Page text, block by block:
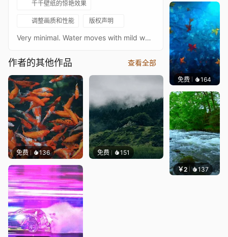
千千壁纸的惊艳效果
调整画质和性能 版权声明
Very minimal. Water moves with mild waves. Moving clouds.If you like this, I also have a tropical version here: https://steamcommunity.com/sharedfiles/filedetails/?id=2820320433Original photo by: Alex PerezSource: https://unsplash.com/photos/BtnKPfzOincTwitter: twitter.com/wafflerangerTwitch: twitch.tv/wafflerangerYoutube: youtube.com/channel/UCaw3UeQD9uvce91S3TcTtIgPatreon: patreon.com/WaffleRangerVenmo: @waffleranger:)TAGS: water, waves, aqua, clouds, ocean, lake, dock, cloudy, dark, blue, brown, stormy, storm, 4k
作者的其他作品 查看全部
免费 136 免费 151
免费 164Max
￥2 137 小皮球